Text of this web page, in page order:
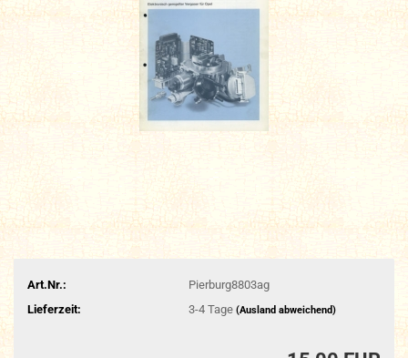
Art.Nr.:
Pierburg8803ag
Lieferzeit:
3-4 Tage (Ausland abweichend)